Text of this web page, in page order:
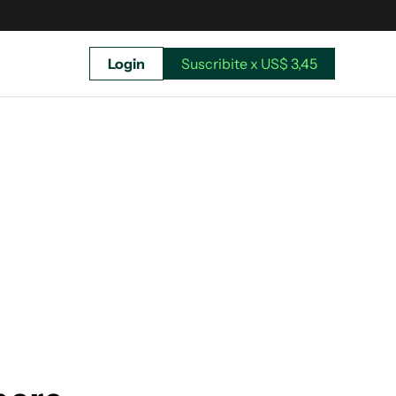
Login Suscribite x US$ 3,45